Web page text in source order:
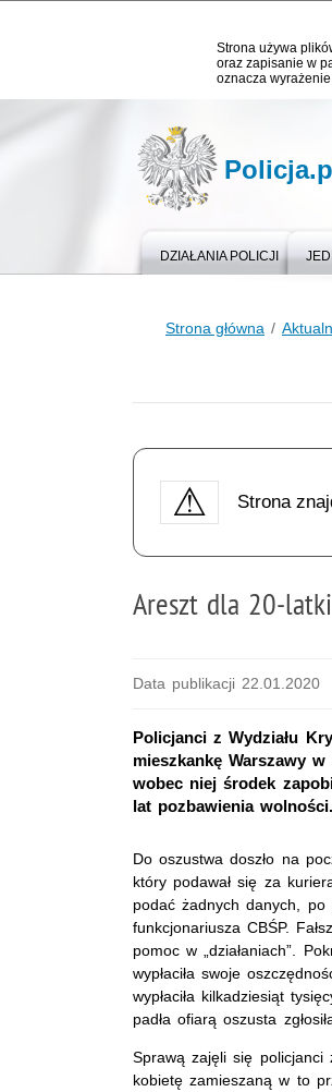
Strona używa
oraz zapisanie w
oznacza
DZIAŁANIA POLICJI
Strona główna
Strona
Areszt dla 20-
Data publikacji 22.01.2020
Policjanci z Wydziału
mieszkankę Warszawy
wobec niej środek
lat pozbawienia wolności.
Do oszustwa doszło na
który podawał się za
podać żadnych danych,
funkcjonariusza CBŚP.
pomoc w „działaniach”.
wypłaciła swoje
wypłaciła kilkadziesiąt
padła ofiarą oszusta
Sprawą zajęli się policjanci
kobietę zamieszaną w to